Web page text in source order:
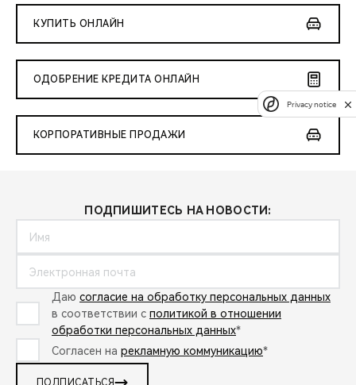
КУПИТЬ ОНЛАЙН
ОДОБРЕНИЕ КРЕДИТА ОНЛАЙН
КОРПОРАТИВНЫЕ ПРОДАЖИ
ПОДПИШИТЕСЬ НА НОВОСТИ:
Даю согласие на обработку персональных данных
в соответствии с политикой в отношении
обработки персональных данных*
Согласен на рекламную коммуникацию*
Privacy notice